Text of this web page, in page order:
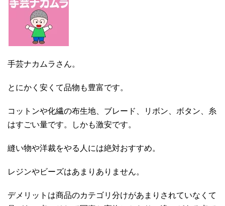
手芸ナカムラさん。
とにかく安くて品物も豊富です。
コットンや化繊の布生地、ブレード、リボン、ボタン、糸
はすごい量です。しかも激安です。
縫い物や洋裁をやる人には絶対おすすめ。
レジンやビーズはあまりありません。
デメリットは商品のカテゴリ分けがあまりされていなくて